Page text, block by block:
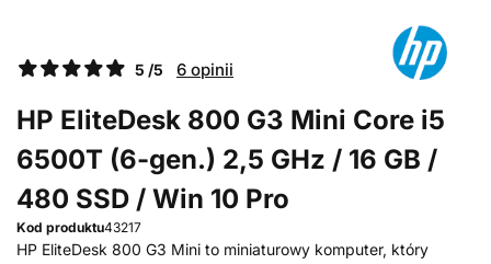
5 /5 6 opinii
HP EliteDesk 800 G3 Mini Core i5
6500T (6-gen.) 2,5 GHz / 16 GB /
480 SSD / Win 10 Pro
Kod produktu43217
HP EliteDesk 800 G3 Mini to miniaturowy komputer, który